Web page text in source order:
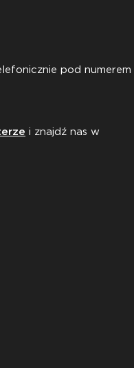
pod numerem
i znajdź nas w